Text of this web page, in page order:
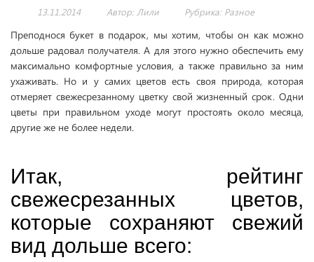
13.11.2014 Автор: Лили Рубрика: Разное
Преподнося букет в подарок, мы хотим, чтобы он как можно
дольше радовал получателя. А для этого нужно обеспечить ему
максимально комфортные условия, а также правильно за ним
ухаживать. Но и у самих цветов есть своя природа, которая
отмеряет свежесрезанному цветку свой жизненный срок. Одни
цветы при правильном уходе могут простоять около месяца,
другие же не более недели.
Итак, рейтинг
свежесрезанных цветов,
которые сохраняют свежий
вид дольше всего: